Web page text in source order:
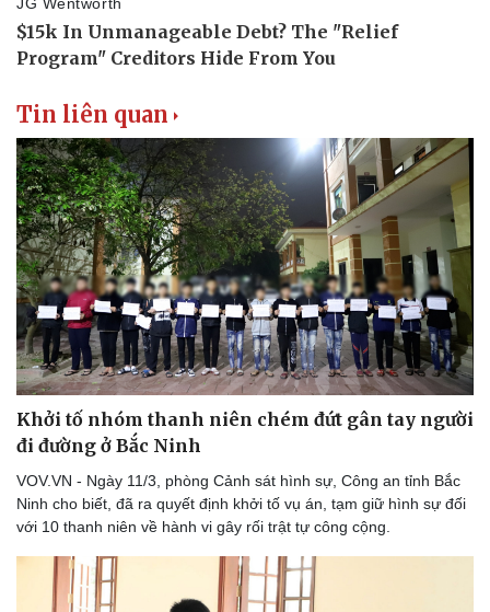
Thể thao
Bóng đá
Lịch thi đấu bóng đá
Thế giới thể thao
eSports
Hậu trường
Ô tô - Xe máy
Ô tô
Xe máy
Tư vấn
Tin liên quan
Khởi tố nhóm thanh niên chém đứt gân tay người
đi đường ở Bắc Ninh
VOV.VN - Ngày 11/3, phòng Cảnh sát hình sự, Công an tỉnh Bắc
Ninh cho biết, đã ra quyết định khởi tố vụ án, tạm giữ hình sự đối
với 10 thanh niên về hành vi gây rối trật tự công cộng.